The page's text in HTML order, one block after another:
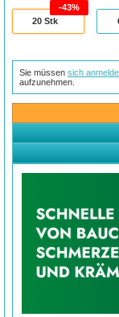
20 Stk
43%
Sie müssensich
aufzunehmen.